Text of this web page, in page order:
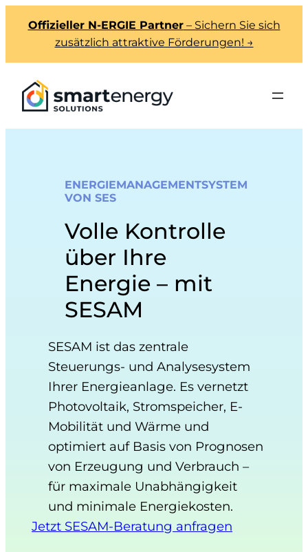
Offizieller N-ERGIE Partner– Sichern Sie sich
zusätzlich attraktive Förderungen! →
ENERGIEMANAGEMENTSYSTEM
VON SES
Volle Kontrolle
über Ihre
Energie – mit
SESAM
SESAM ist das zentrale
Steuerungs- und Analysesystem
Ihrer Energieanlage. Es vernetzt
Photovoltaik, Stromspeicher, E-
Mobilität und Wärme und
optimiert auf Basis von Prognosen
von Erzeugung und Verbrauch –
für maximale Unabhängigkeit
und minimale Energiekosten.
Jetzt SESAM-Beratung anfragen